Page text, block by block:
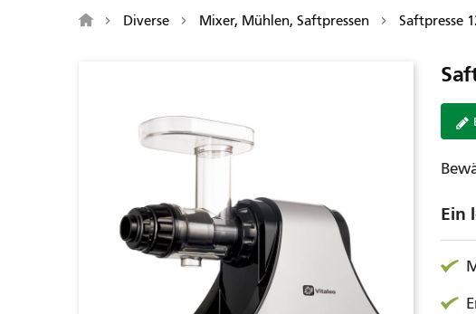
Diverse Mixer, Mühlen, Saftpressen Saftpresse
Ein